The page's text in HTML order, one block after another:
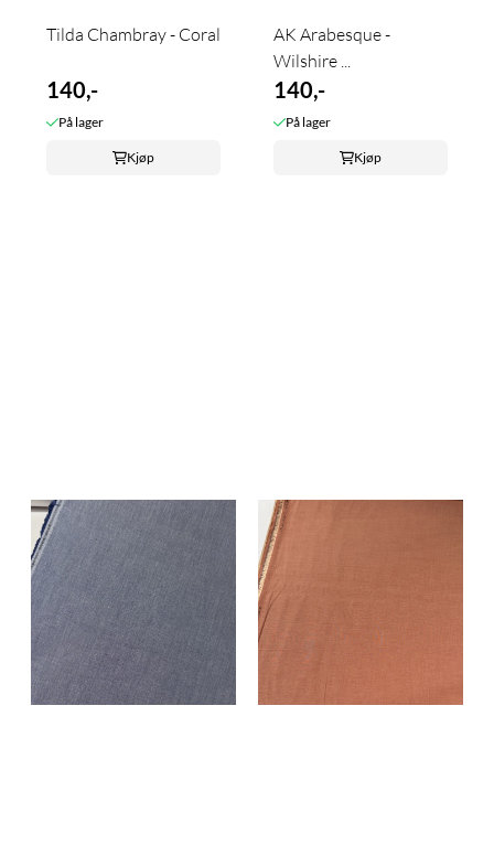
Tilda Chambray - Coral
140,-
På lager
Kjøp
AK Arabesque -
Wilshire ...
140,-
På lager
Kjøp